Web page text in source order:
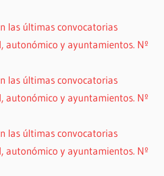
las últimas convocatorias
autonómico y ayuntamientos. Nº
las últimas convocatorias
autonómico y ayuntamientos. Nº
las últimas convocatorias
autonómico y ayuntamientos. Nº